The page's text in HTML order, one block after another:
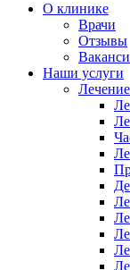
О клинике
Врачи
Отзывы
Наши услуги